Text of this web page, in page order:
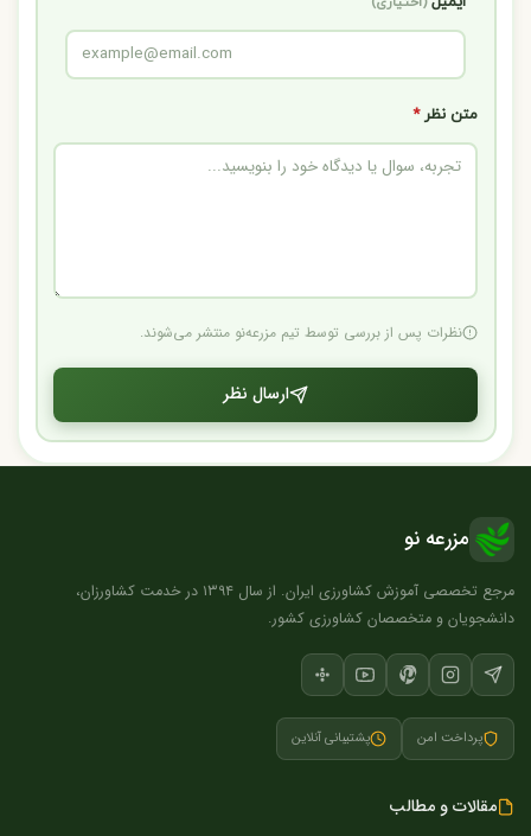
متن نظر*
نظرات پس از بررسی توسط تیم مزرعه‌نو منتشر می‌شوند.
ارسال نظر
مزرعه نو
مرجع تخصصی آموزش کشاورزی ایران. از سال ۱۳۹۴ در خدمت کشاورزان،
دانشجویان و متخصصان کشاورزی کشور.
پرداخت امن پشتیبانی آنلاین
مقالات و مطالب